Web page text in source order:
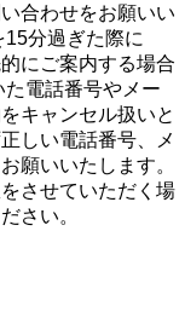
合わせをお願いい
分過ぎた際に
にご案内する場合
電話番号やメー
キャンセル扱いと
しい電話番号、メ
願いいたします。
させていただく場
さい。